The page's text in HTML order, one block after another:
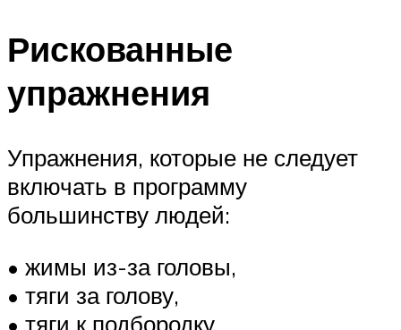
Рискованные
упражнения
Упражнения, которые не следует
включать в программу
большинству людей:
• жимы из-за головы,
• тяги за голову,
• тяги к подбородку,